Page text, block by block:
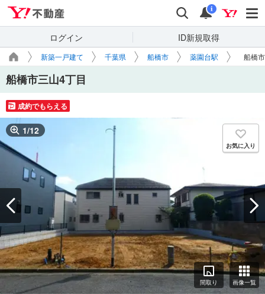
検索 通知
i
ログイン ID新規取得
新築一戸建て 千葉県 船橋市 薬園台駅 船橋
船橋市三山4丁目
成約でもらえる
1/12
お気に入り
間取り 画像一覧